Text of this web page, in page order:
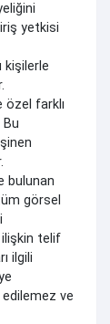
yetkisi
kişilerle
özel farklı
bulunan
görsel
ilişkin telif
ilgili
ve